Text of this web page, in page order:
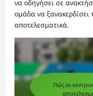
να οδηγήσει σε
ομάδα να ξανακερδίσει
αποτελεσματικά.